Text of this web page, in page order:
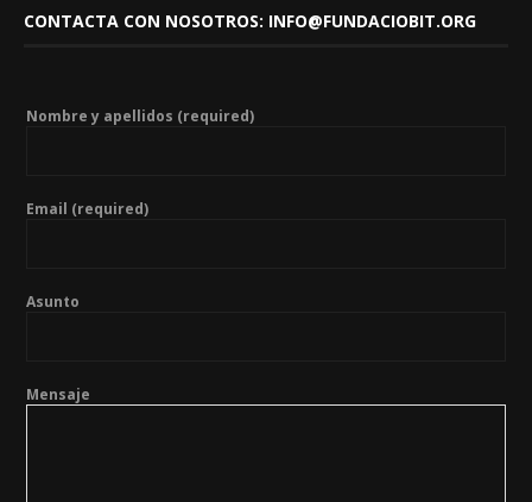
CONTACTA CON NOSOTROS: INFO@FUNDACIOBIT.ORG
Nombre y apellidos (required)
Email (required)
Asunto
Mensaje